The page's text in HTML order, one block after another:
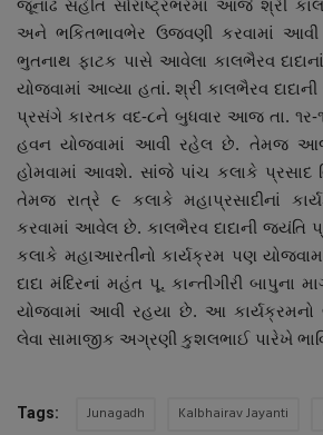
જુનાગઢ
Support US
બજારના સમાચાર
નાણાંકીય સમાચાર
સ્થાનિક સમાચાર
સ્પોર્ટ્સ
ગુનાખોરી
જૂનાઢ સહીત સૌરાષ્ટ્રભરમાં આજે શ્રી
અને ભકિતભાવભેર ઉજવણી કરવામાં આવી
ભુતનાથ ફાટક પાસે આવેલા કાલભૈરવ દાદાનાં
યોજવામાં આવ્યા હતાં. શ્રી કાલભૈરવ દાદાની
પ્રસંગે કારતક વદ-૮ને બુધવાર આજ તા. ૧ર-
હવન યોજવામાં આવી રહેલ છે. તેમજ
હોમવામાં આવશે. સાંજે પાંચ કલાકે પ્રસાદ
તેમજ રાત્રે ૯ કલાકે મહાપ્રસાદીનાં
કરવામાં આવેલ છે. કાલભૈરવ દાદાની જયંતિ
કલાકે મહાઆરતીનો કાર્યક્રમ પણ
દાદા મંદિરનાં મહંત પૂ. કાન્તીગીરી બાપુના
યોજવામાં આવી રહયા છે. આ કાર્યક્રમનો
લેવા સામાજીક અગ્રણી કુશલભાઈ પારેખે
Tags: Junagadh Kalbhairav Jayanti